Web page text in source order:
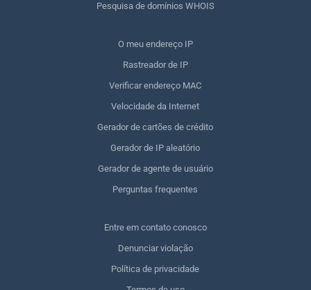
Pesquisa de domínios WHOIS
O meu endereço IP
Rastreador de IP
Verificar endereço MAC
Velocidade da Internet
Gerador de cartões de crédito
Gerador de IP aleatório
Gerador de agente de usuário
Perguntas frequentes
Entre em contato conosco
Denunciar violação
Política de privacidade